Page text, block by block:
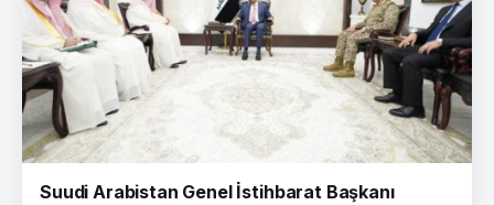
Suudi Arabistan Genel İstihbarat Başkanı